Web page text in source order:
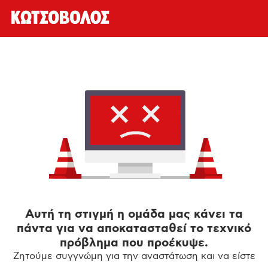
Αυτή τη στιγμή η ομάδα μας κάνει τα
πάντα για να αποκατασταθεί το τεχνικό
πρόβλημα που προέκυψε.
Ζητούμε συγγνώμη για την αναστάτωση και να είστε